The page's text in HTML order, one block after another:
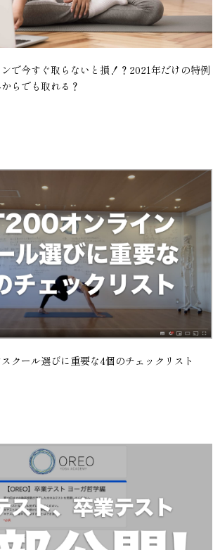
で今すぐ取らないと損！？2021年だけの特例
らでも取れる？
クール選びに重要な4個のチェックリスト